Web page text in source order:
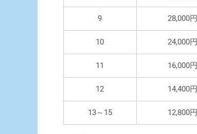
9 28,000円
10 24,000円
11 16,000円
12 14,400円
13～15 12,800円